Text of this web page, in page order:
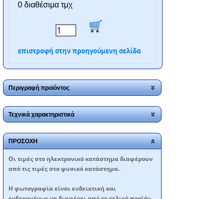
0 διαθέσιμα τμχ
επιστροφή στην προηγούμενη σελίδα
Περιγραφή προϊόντος
Τεχνικά χαρακτηριστικά
ΠΡΟΣΟΧΗ
Oι τιμές στο ηλεκτρονικό κατάστημα διαφέρουν
από τις τιμές στο φυσικό κατάστημα.
Η φωτογραφία είναι ενδεικτική και